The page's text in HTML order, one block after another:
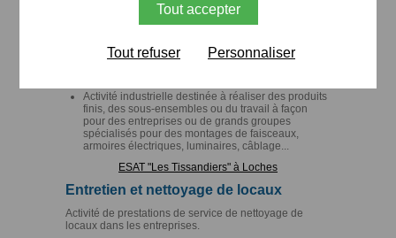
assemblage et réalisation de produits finis sur de la
petite à moyenne série.
ESAT "Les Ormeaux" à Montlouis
Activité industrielle destinée à réaliser des produits
finis, des sous-ensembles ou du travail à façon
pour des entreprises ou de grands groupes
spécialisés pour des montages de faisceaux,
armoires électriques, luminaires, câblage...
ESAT "Les Tissandiers" à Loches
Entretien et nettoyage de locaux
Activité de prestations de service de nettoyage de
locaux dans les entreprises.
Tout accepter
Tout refuser Personnaliser